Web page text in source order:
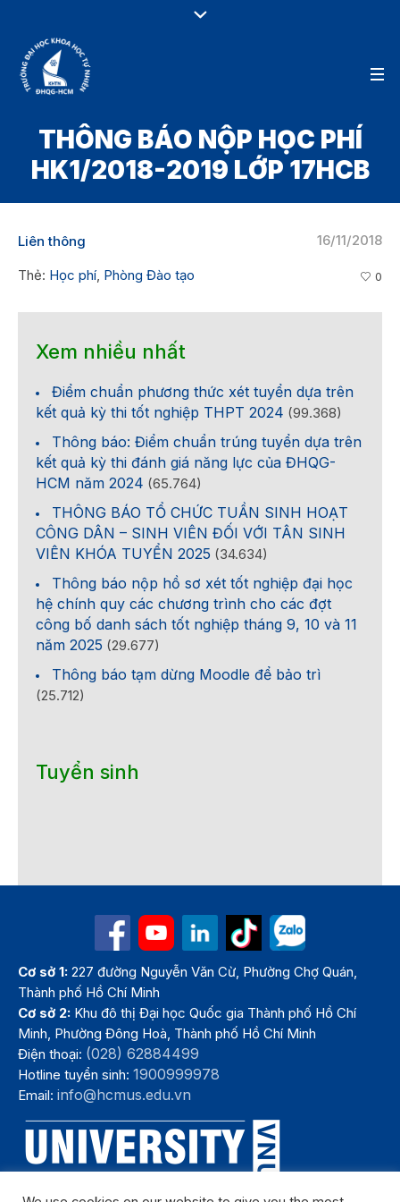
THÔNG BÁO NỘP HỌC PHÍ
HK1/2018-2019 LỚP 17HCB
16/11/2018
Liên thông
Thẻ: Học phí, Phòng Đào tạo 0
Xem nhiều nhất
Điểm chuẩn phương thức xét tuyển dựa trên
kết quả kỳ thi tốt nghiệp THPT 2024 (99.368)
Thông báo: Điểm chuẩn trúng tuyển dựa trên
kết quả kỳ thi đánh giá năng lực của ĐHQG-
HCM năm 2024 (65.764)
THÔNG BÁO TỔ CHỨC TUẦN SINH HOẠT
CÔNG DÂN – SINH VIÊN ĐỐI VỚI TÂN SINH
VIÊN KHÓA TUYỂN 2025 (34.634)
Thông báo nộp hồ sơ xét tốt nghiệp đại học
hệ chính quy các chương trình cho các đợt
công bố danh sách tốt nghiệp tháng 9, 10 và 11
năm 2025 (29.677)
Thông báo tạm dừng Moodle để bảo trì
(25.712)
Tuyển sinh
Cơ sở 1: 227 đường Nguyễn Văn Cừ, Phường Chợ Quán,
Thành phố Hồ Chí Minh
Cơ sở 2: Khu đô thị Đại học Quốc gia Thành phố Hồ Chí
Minh, Phường Đông Hoà, Thành phố Hồ Chí Minh
Điện thoại: (028) 62884499
Hotline tuyển sinh:1900999978
Email:info@hcmus.edu.vn